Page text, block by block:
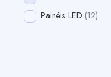
Painéis LED 12